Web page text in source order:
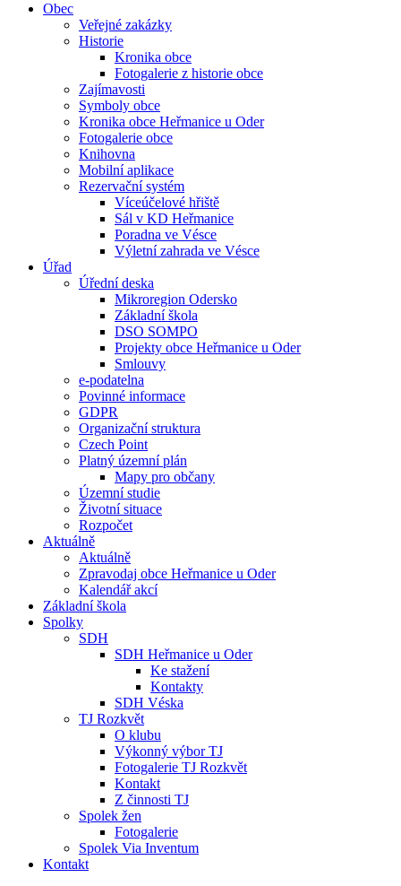
Obec
Veřejné zakázky
Historie
Kronika obce
Fotogalerie z historie obce
Zajímavosti
Symboly obce
Kronika obce Heřmanice u Oder
Fotogalerie obce
Knihovna
Mobilní aplikace
Rezervační systém
Víceúčelové hřiště
Sál v KD Heřmanice
Poradna ve Vésce
Výletní zahrada ve Vésce
Úřad
Úřední deska
Mikroregion Odersko
Základní škola
DSO SOMPO
Projekty obce Heřmanice u Oder
Smlouvy
e-podatelna
Povinné informace
GDPR
Organizační struktura
Czech Point
Platný územní plán
Mapy pro občany
Územní studie
Životní situace
Rozpočet
Aktuálně
Aktuálně
Zpravodaj obce Heřmanice u Oder
Kalendář akcí
Základní škola
Spolky
SDH
SDH Heřmanice u Oder
Ke stažení
Kontakty
SDH Véska
TJ Rozkvět
O klubu
Výkonný výbor TJ
Fotogalerie TJ Rozkvět
Kontakt
Z činnosti TJ
Spolek žen
Fotogalerie
Spolek Via Inventum
Kontakt